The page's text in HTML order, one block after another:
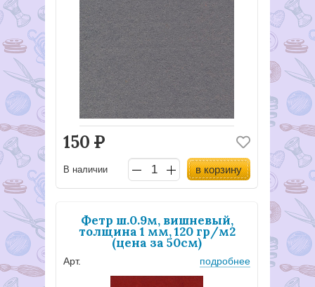
150 Р
В наличии в корзину
Фетр ш.0.9м, вишневый,
толщина 1 мм, 120 гр/м2
(цена за 50см)
Арт. подробнее